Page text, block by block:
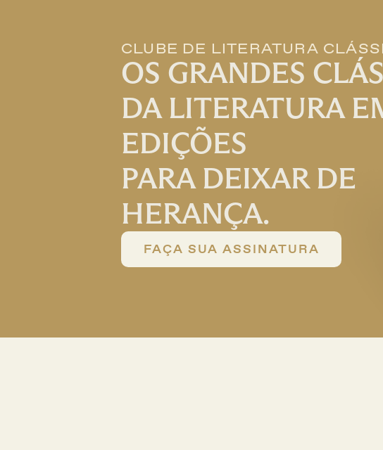
CLUBE DE LITERATURA
OS GRANDES
DA LITERATURA
EDIÇÕES
PARA DEIXAR DE
HERANÇA.
FAÇA SUA ASSINATURA